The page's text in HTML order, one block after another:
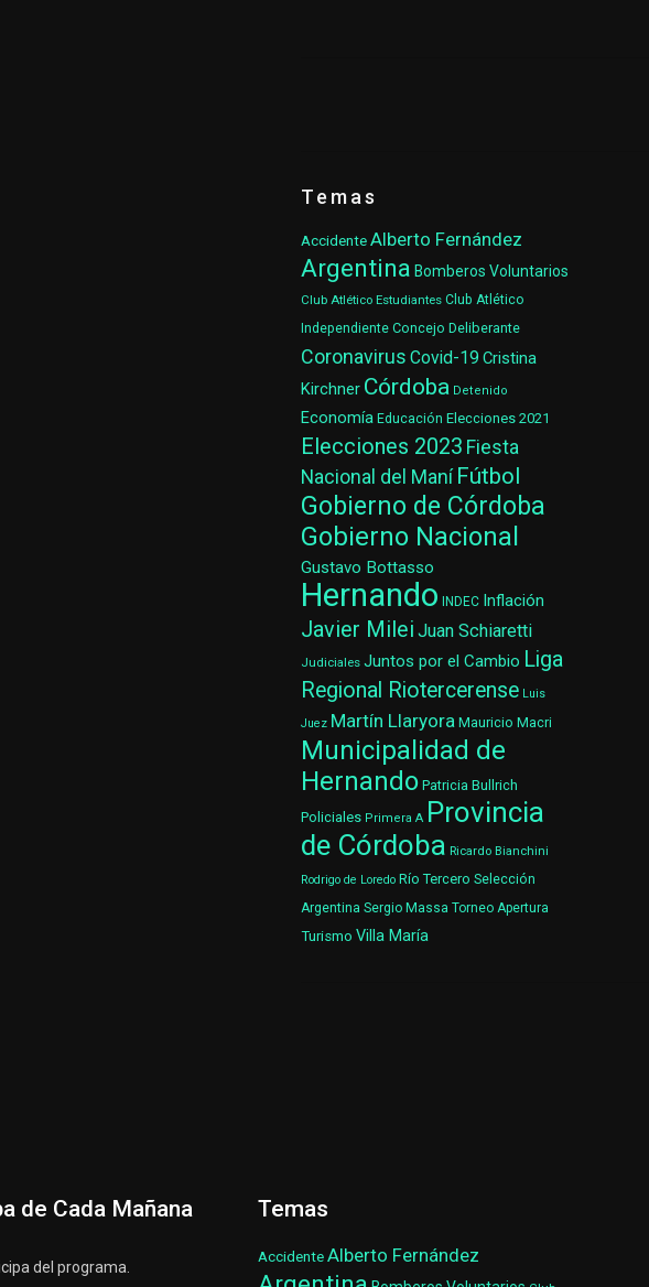
Temas
AccidenteAlberto Fernández
Argentina Bomberos Voluntarios
Club Atlético Estudiantes Club Atlético
Independiente Concejo Deliberante
Coronavirus Covid-19 Cristina
Kirchner Córdoba Detenido
Economía Educación Elecciones 2021
Elecciones 2023 Fiesta
Nacional del Maní Fútbol
Gobierno de Córdoba
Gobierno Nacional
Gustavo Bottasso
Hernando INDEC Inflación
Javier Milei Juan Schiaretti
Judiciales Juntos por el Cambio Liga
Regional Riotercerense Luis
Juez Martín Llaryora Mauricio Macri
Municipalidad de
Hernando Patricia Bullrich
Policiales Primera A Provincia
de Córdoba Ricardo Bianchini
Rodrigo de Loredo Río Tercero Selección
Argentina Sergio Massa Torneo Apertura
Turismo Villa María
de Cada Mañana
del programa.
Temas
AccidenteAlberto Fernández